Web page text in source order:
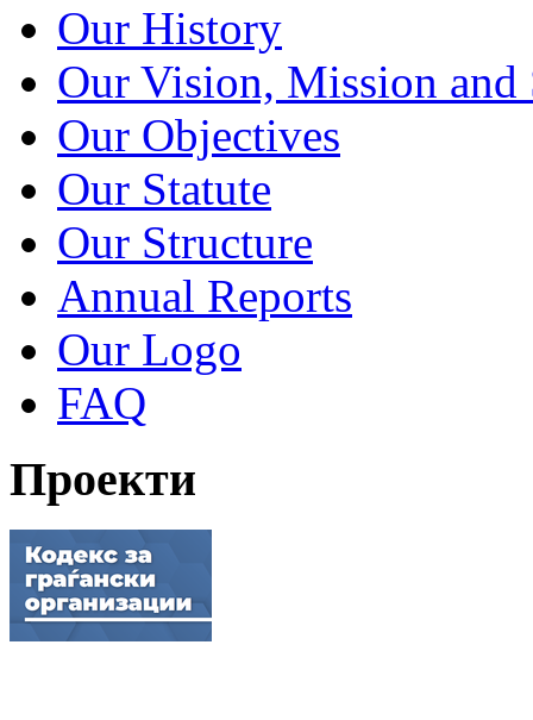
Our History
Our Vision, Mission and
Our Objectives
Our Statute
Our Structure
Annual Reports
Our Logo
FAQ
Проекти